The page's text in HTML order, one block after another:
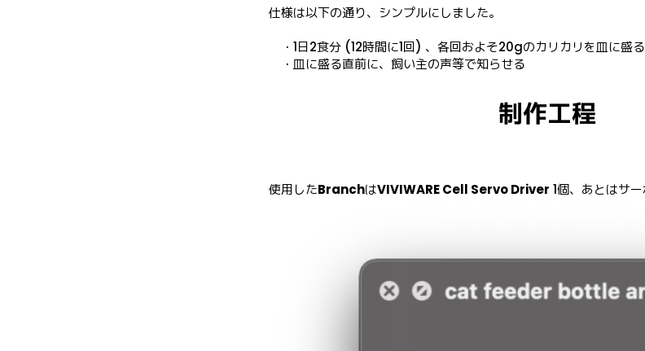
仕様は以下の通り、シンプルにしました。
・1日2食分 (12時間に1回) 、各回およそ20gのカリカリを皿に盛る
・皿に盛る直前に、飼い主の声等で知らせる
制作工程
使用したBranchはVIVIWARE Cell Servo Driver